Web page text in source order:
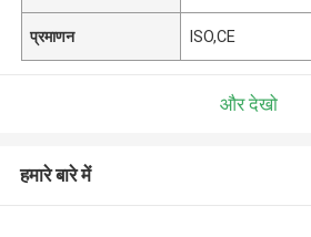
प्रमाणन ISO,CE
और देखो
हमारे बारे में